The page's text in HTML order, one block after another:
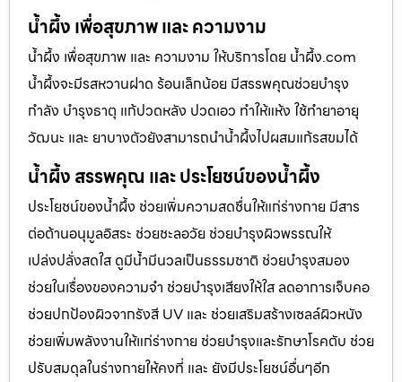
น้ำผึ้ง เพื่อสุขภาพ และ ความงาม
น้ำผึ้ง เพื่อสุขภาพ และ ความงาม ให้บริการโดย น้ำผึ้ง.com
น้ำผึ้งจะมีรสหวานฝาด ร้อนเล็กน้อย มีสรรพคุณช่วยบำรุง
กำลัง บำรุงธาตุ แก้ปวดหลัง ปวดเอว ทำให้แห้ง ใช้ทำยาอายุ
วัฒนะ และ ยาบางตัวยังสามารถนำน้ำผึ้งไปผสมแก้รสขมได้
น้ำผึ้ง สรรพคุณ และ ประโยชน์ของน้ำผึ้ง
ประโยชน์ของน้ำผึ้ง ช่วยเพิ่มความสดชื่นให้แก่ร่างกาย มีสาร
ต่อต้านอนุมูลอิสระ ช่วยชะลอวัย ช่วยบำรุงผิวพรรณให้
เปล่งปลั่งสดใส ดูมีน้ำมีนวลเป็นธรรมชาติ ช่วยบำรุงสมอง
ช่วยในเรื่องของความจำ ช่วยบำรุงเสียงให้ใส ลดอาการเจ็บคอ
ช่วยปกป้องผิวจากรังสี UV และ ช่วยเสริมสร้างเซลล์ผิวหนัง
ช่วยเพิ่มพลังงานให้แก่ร่างกาย ช่วยบำรุงและรักษาโรคตับ ช่วย
ปรับสมดุลในร่างกายให้คงที่ และ ยังมีประโยชน์อื่นๆอีก